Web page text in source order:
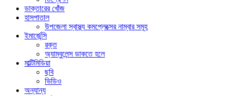
ডাক্তারের খোঁজ
হাসপাতাল
উপজেলা স্বাস্থ্য কমপ্লেক্সের নাম্বার সমূহ
ইমার্জেন্সি
রক্ত
অ্যাম্বুলেন্স ডাকতে হলে
মাল্টিমিডিয়া
ছবি
ভিডিও
অন্যান্য